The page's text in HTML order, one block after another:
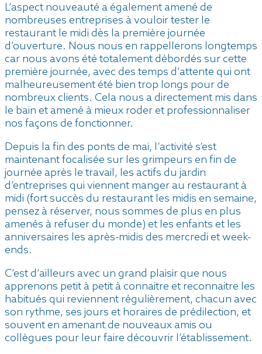
L’aspect nouveauté a également amené de
nombreuses entreprises à vouloir tester le
restaurant le midi dès la première journée
d’ouverture. Nous nous en rappellerons longtemps
car nous avons été totalement débordés sur cette
première journée, avec des temps d’attente qui ont
malheureusement été bien trop longs pour de
nombreux clients. Cela nous a directement mis dans
le bain et amené à mieux roder et professionnaliser
nos façons de fonctionner.
Depuis la fin des ponts de mai, l’activité s’est
maintenant focalisée sur les grimpeurs en fin de
journée après le travail, les actifs du jardin
d’entreprises qui viennent manger au restaurant à
midi (fort succès du restaurant les midis en semaine,
pensez à réserver, nous sommes de plus en plus
amenés à refuser du monde) et les enfants et les
anniversaires les après-midis des mercredi et week-
ends.
C’est d’ailleurs avec un grand plaisir que nous
apprenons petit à petit à connaitre et reconnaitre les
habitués qui reviennent régulièrement, chacun avec
son rythme, ses jours et horaires de prédilection, et
souvent en amenant de nouveaux amis ou
collègues pour leur faire découvrir l’établissement.